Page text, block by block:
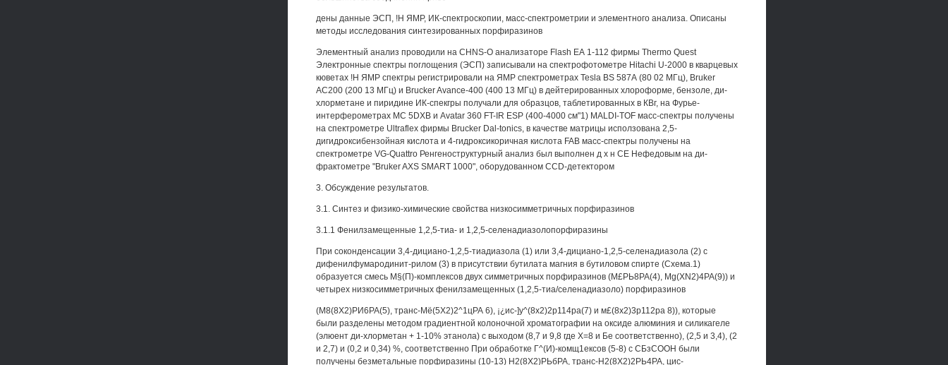
дены данные ЭСП, !Н ЯМР, ИК-спектроскопии, масс-спектрометрии и элементного анализа. Описаны
методы исследования синтезированных порфиразинов
Элементный анализ проводили на CHNS-O анализаторе Flash ЕА 1-112 фирмы Thermo Quest
Электронные спектры поглощения (ЭСП) записывали на спектрофотометре Hitachi U-2000 в кварцевых
кюветах !Н ЯМР спектры регистрировали на ЯМР спектрометрах Tesla BS 587А (80 02 МГц), Bruker
АС200 (200 13 МГц) и Brucker Avance-400 (400 13 МГц) в дейтерированных хлороформе, бензоле, ди-
хлорметане и пиридине ИК-спекгры получали для образцов, таблетированных в КВг, на Фурье-
интерферометрах МС 5DXB и Avatar 360 FT-IR ESP (400-4000 см"1) MALDI-TOF масс-спектры получены
на спектрометре Ultraflex фирмы Brucker Dal-tonics, в качестве матрицы исползована 2,5-
дигидроксибензойная кислота и 4-гидроксикоричная кислота FAB масс-спектры получены на
спектрометре VG-Quattro Ренгеноструктурный анализ был выполнен д х н СЕ Нефедовым на ди-
фрактометре "Bruker AXS SMART 1000", оборудованном CCD-детектором
3. Обсуждение результатов.
3.1. Синтез и физико-химические свойства низкосимметричных порфиразинов
3.1.1 Фенилзамещенные 1,2,5-тиа- и 1,2,5-селенадиазолопорфиразины
При соконденсации 3,4-дициано-1,2,5-тиадиазола (1) или 3,4-дициано-1,2,5-селенадиазола (2) с
дифенилфумародинит-рилом (3) в присутствии бутилата магния в бутиловом спирте (Схема.1)
образуется смесь М§(П)-комплексов двух симметричных порфиразинов (М£РЬ8РА(4), Mg(XN2)4PA(9)) и
четырех низкосимметричных фенилзамещенных (1,2,5-тиа/селенадиазоло) порфиразинов
(М8(8Х2)РИ6РА(5), транс-Мё(5Х2)2^1цРА 6), ¡¿ис-]у^(8х2)2р114ра(7) и м£(8х2)3р112ра 8)), которые
были разделены методом градиентной колоночной хроматографии на оксиде алюминия и силикагеле
(элюент ди-хлорметан + 1-10% этанола) с выходом (8,7 и 9,8 где Х=8 и Бе соответственно), (2,5 и 3,4), (2
и 2,7) и (0,2 и 0,34) %, соответственно При обработке Г^(И)-комщ1ексов (5-8) с СБзСООН были
получены безметальные порфиразины (10-13) Н2(8Х2)РЬбРА, транс-Н2(8Х2)2РЬ4РА, цис-